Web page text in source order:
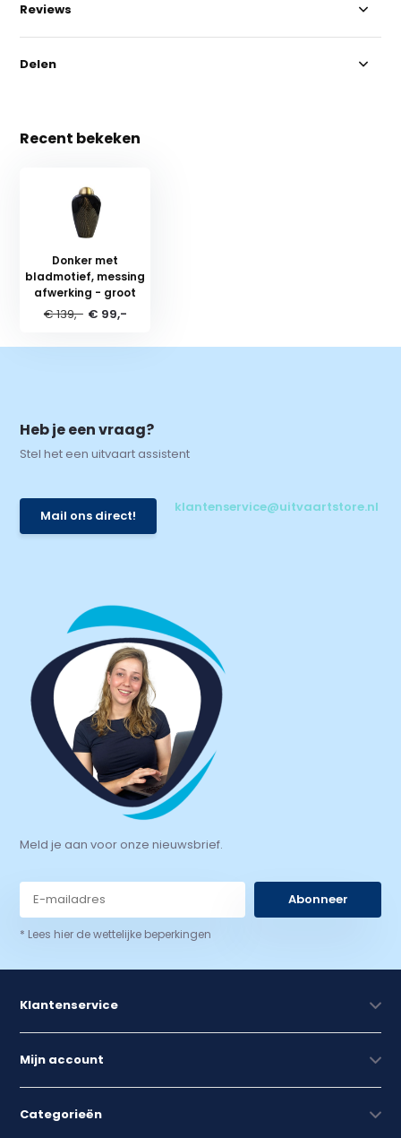
Reviews
Delen
Recent bekeken
Donker met
bladmotief, messing
afwerking - groot
€ 139,- € 99,-
Heb je een vraag?
Stel het een uitvaart assistent
Mail ons direct!
klantenservice@uitvaartstore.nl
Meld je aan voor onze nieuwsbrief.
Abonneer
* Lees hier de wettelijke beperkingen
Klantenservice
Mijn account
Categorieën